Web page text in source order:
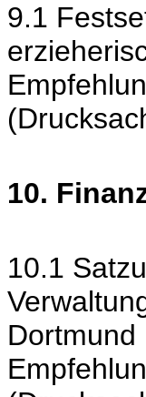
9.1
10.
10.1
Dortmund